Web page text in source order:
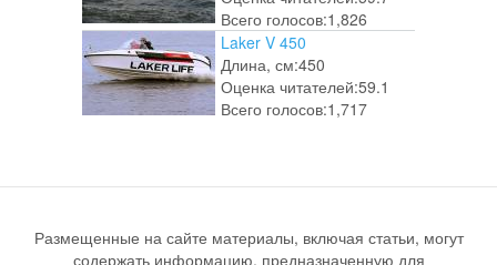
Всего голосов:1,826
Laker V 450
Длина, см:450
Оценка читателей:59.1
Всего голосов:1,717
Размещенные на сайте материалы, включая статьи, могут
содержать информацию, предназначенную для